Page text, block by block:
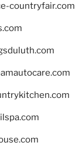
countryfair.com